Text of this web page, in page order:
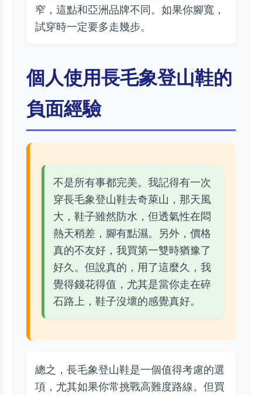
窄，這點和亞洲品牌不同。如果你腳寬，
試穿時一定要多走幾步。
個人使用長毛象登山鞋的
負面經驗
不是所有事都完美。我記得有一次
穿長毛象登山鞋去奇萊山，那天風
大，鞋子雖然防水，但透氣性在悶
熱天稍差，腳有點濕。另外，價格
真的不友好，我買第一雙時猶豫了
好久。但說真的，用了這麼久，我
覺得錢花得值，尤其是當你走在碎
石路上，鞋子沒壞的感覺真好。
總之，長毛象登山鞋是一個值得考慮的選
項，尤其如果你常挑戰高難度路線。但買